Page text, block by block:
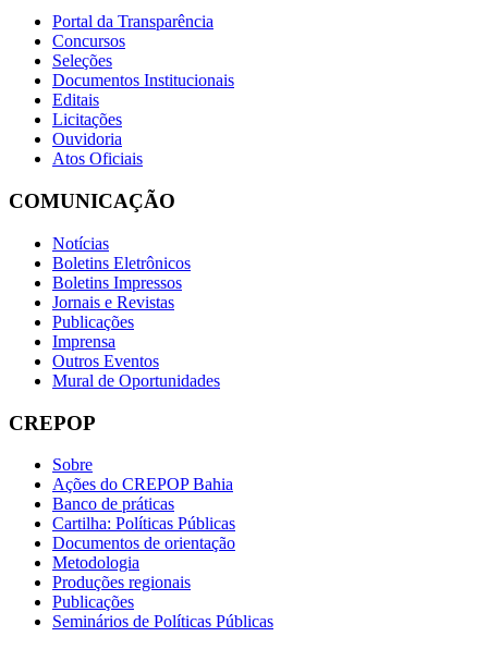
Portal da Transparência
Concursos
Seleções
Documentos Institucionais
Editais
Licitações
Ouvidoria
Atos Oficiais
COMUNICAÇÃO
Notícias
Boletins Eletrônicos
Boletins Impressos
Jornais e Revistas
Publicações
Imprensa
Outros Eventos
Mural de Oportunidades
CREPOP
Sobre
Ações do CREPOP Bahia
Banco de práticas
Cartilha: Políticas Públicas
Documentos de orientação
Metodologia
Produções regionais
Publicações
Seminários de Políticas Públicas